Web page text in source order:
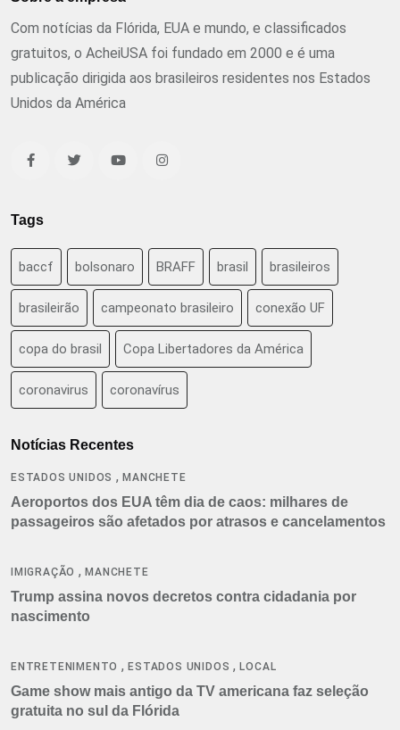
Com notícias da Flórida, EUA e mundo, e classificados
gratuitos, o AcheiUSA foi fundado em 2000 e é uma
publicação dirigida aos brasileiros residentes nos Estados
Unidos da América
Tags
baccf bolsonaro BRAFF brasil brasileiros
brasileirão campeonato brasileiro conexão UF
copa do brasil Copa Libertadores da América
coronavirus coronavírus
Notícias Recentes
ESTADOS UNIDOS ,MANCHETE
Aeroportos dos EUA têm dia de caos: milhares de
passageiros são afetados por atrasos e cancelamentos
IMIGRAÇÃO ,MANCHETE
Trump assina novos decretos contra cidadania por
nascimento
ENTRETENIMENTO ,ESTADOS UNIDOS ,LOCAL
Game show mais antigo da TV americana faz seleção
gratuita no sul da Flórida